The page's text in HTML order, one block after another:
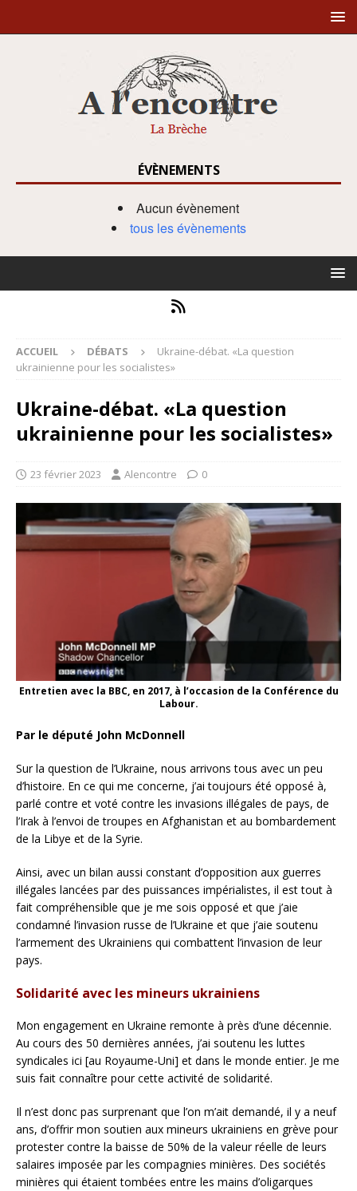
ÉVÈNEMENTS
Aucun évènement
tous les évènements
ACCUEIL DÉBATS
Ukraine-débat. «La question
ukrainienne pour les socialistes»
Ukraine-débat. «La question
ukrainienne pour les socialistes»
23 février 2023 Alencontre 0
Entretien avec la BBC, en 2017, à l’occasion de la Conférence du
Labour.
Par le député John McDonnell
Sur la question de l’Ukraine, nous arrivons tous avec un peu
d’histoire. En ce qui me concerne, j’ai toujours été opposé à,
parlé contre et voté contre les invasions illégales de pays, de
l’Irak à l’envoi de troupes en Afghanistan et au bombardement
de la Libye et de la Syrie.
Ainsi, avec un bilan aussi constant d’opposition aux guerres
illégales lancées par des puissances impérialistes, il est tout à
fait compréhensible que je me sois opposé et que j’aie
condamné l’invasion russe de l’Ukraine et que j’aie soutenu
l’armement des Ukrainiens qui combattent l’invasion de leur
pays.
Solidarité avec les mineurs ukrainiens
Mon engagement en Ukraine remonte à près d’une décennie.
Au cours des 50 dernières années, j’ai soutenu les luttes
syndicales ici [au Royaume-Uni] et dans le monde entier. Je me
suis fait connaître pour cette activité de solidarité.
Il n’est donc pas surprenant que l’on m’ait demandé, il y a neuf
ans, d’offrir mon soutien aux mineurs ukrainiens en grève pour
protester contre la baisse de 50% de la valeur réelle de leurs
salaires imposée par les compagnies minières. Des sociétés
minières qui étaient tombées entre les mains d’oligarques